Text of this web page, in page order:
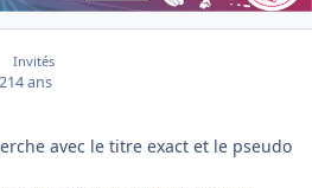
Invités
14 ans
avec le titre exact et le pseudo